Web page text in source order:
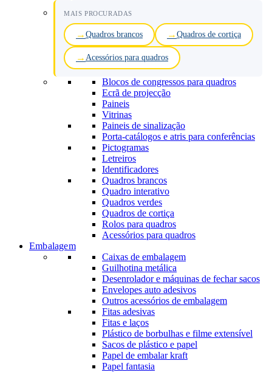
MAIS PROCURADAS
Quadros brancos Quadros de cortiça
Acessórios para quadros
Blocos de congressos para quadros
Ecrã de projecção
Paineis
Vitrinas
Paineis de sinalização
Porta-catálogos e atris para conferências
Pictogramas
Letreiros
Identificadores
Quadros brancos
Quadro interativo
Quadros verdes
Quadros de cortiça
Rolos para quadros
Acessórios para quadros
Embalagem
Caixas de embalagem
Guilhotina metálica
Desenrolador e máquinas de fechar sacos
Envelopes auto adesivos
Outros acessórios de embalagem
Fitas adesivas
Fitas e laços
Plástico de borbulhas e filme extensível
Sacos de plástico e papel
Papel de embalar kraft
Papel fantasia